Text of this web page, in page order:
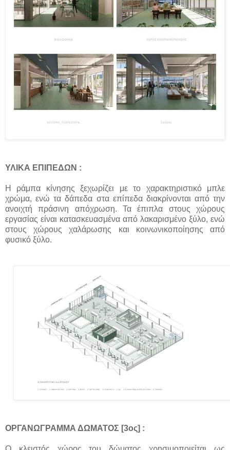
ΥΛΙΚΑ ΕΠΙΠΕΔΩΝ :
Η ράμπα κίνησης ξεχωρίζει με το χαρακτηριστικό μπλε
χρώμα, ενώ τα δάπεδα στα επίπεδα διακρίνονται από την
ανοιχτή πράσινη απόχρωση. Τα έπιπλα στους χώρους
εργασίας είναι κατασκευασμένα από λακαρισμένο ξύλο, ενώ
στους χώρους χαλάρωσης και κοινωνικοποίησης από
φυσικό ξύλο.
ΟΡΓΑΝΩΓΡΑΜΜΑ ΔΩΜΑΤΟΣ [3ος] :